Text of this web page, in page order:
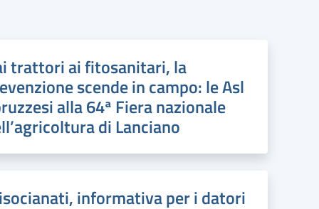
trattori ai fitosanitari, la
scende in campo: le Asl
alla 64ª Fiera nazionale
di Lanciano
informativa per i datori